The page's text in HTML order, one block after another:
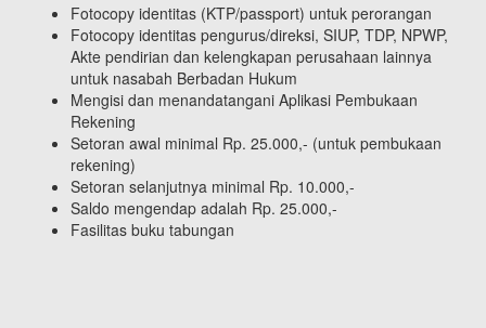
Fotocopy identitas (KTP/passport) untuk perorangan
Fotocopy identitas pengurus/direksi, SIUP, TDP, NPWP,
Akte pendirian dan kelengkapan perusahaan lainnya
untuk nasabah Berbadan Hukum
Mengisi dan menandatangani Aplikasi Pembukaan
Rekening
Setoran awal minimal Rp. 25.000,- (untuk pembukaan
rekening)
Setoran selanjutnya minimal Rp. 10.000,-
Saldo mengendap adalah Rp. 25.000,-
Fasilitas buku tabungan